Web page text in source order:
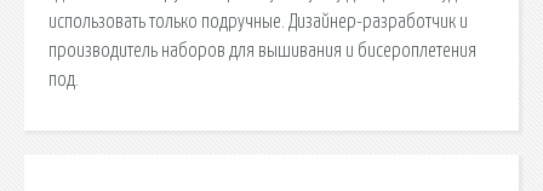
использовать только подручные. Дизайнер-разработчик и
производитель наборов для вышивания и бисероплетения
под.